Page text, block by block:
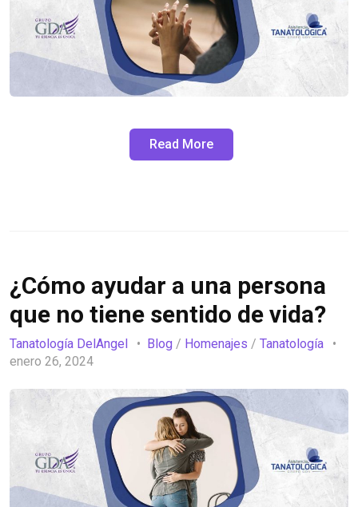
Read More
¿Cómo ayudar a una persona
que no tiene sentido de vida?
Tanatología DelAngel Blog / Homenajes / Tanatología
enero 26, 2024